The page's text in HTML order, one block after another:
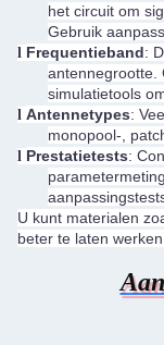
het circuit om
Gebruik
l Frequentieband:
antennegrootte.
simulatietools
l Antennetypes:
monopool-,
l Prestatietests:
U kunt materialen
beter te laten